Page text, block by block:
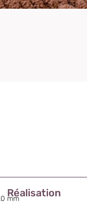
Réalisation
mm